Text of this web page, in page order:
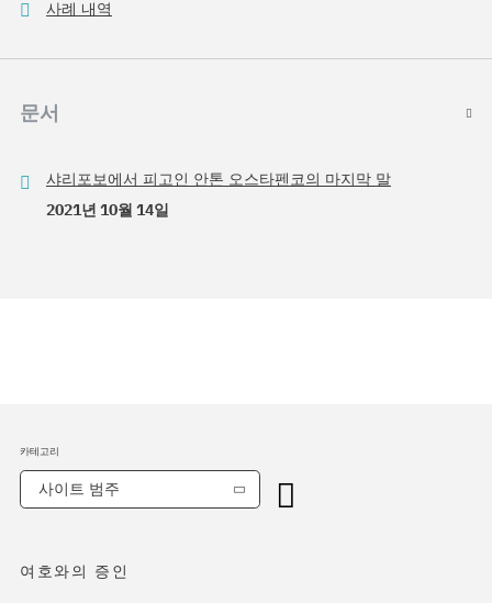
사례 내역
문서
샤리포보에서 피고인 안톤 오스타펜코의 마지막 말
2021년 10월 14일
여호와의 증인
카테고리
사이트 범주